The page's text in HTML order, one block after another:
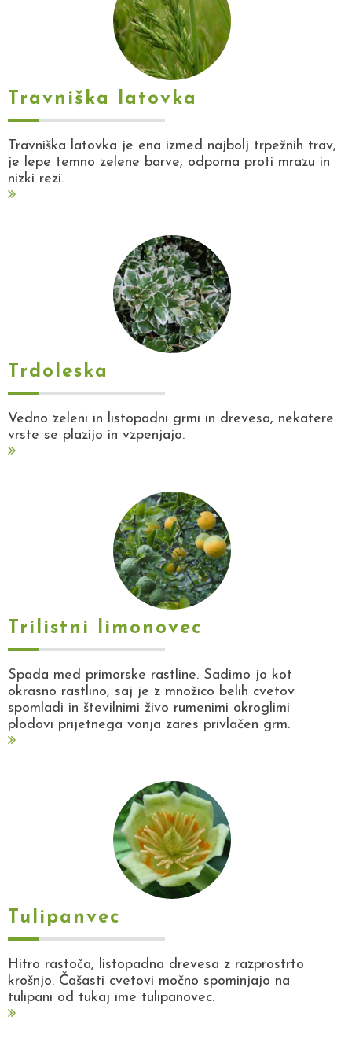
Travniška latovka
Travniška latovka je ena izmed najbolj trpežnih trav,
je lepe temno zelene barve, odporna proti mrazu in
nizki rezi.
Trdoleska
Vedno zeleni in listopadni grmi in drevesa, nekatere
vrste se plazijo in vzpenjajo.
Trilistni limonovec
Spada med primorske rastline. Sadimo jo kot
okrasno rastlino, saj je z množico belih cvetov
spomladi in številnimi živo rumenimi okroglimi
plodovi prijetnega vonja zares privlačen grm.
Tulipanvec
Hitro rastoča, listopadna drevesa z razprostrto
krošnjo. Čašasti cvetovi močno spominjajo na
tulipani od tukaj ime tulipanovec.